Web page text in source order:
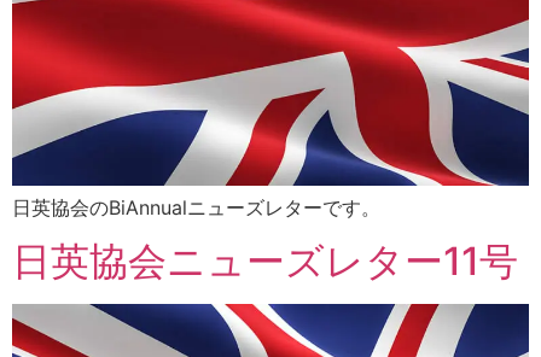
日英協会のBiAnnualニューズレターです。
日英協会ニューズレター11号